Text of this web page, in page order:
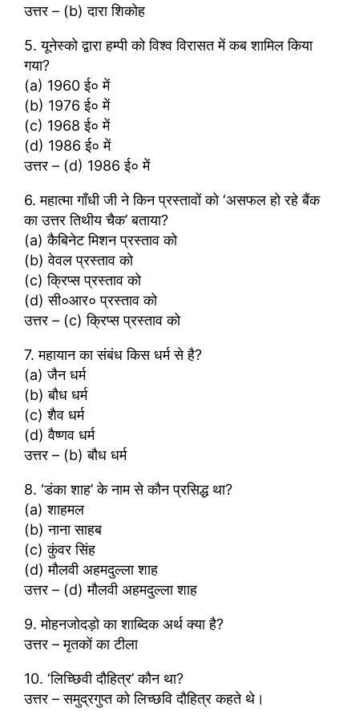
उत्तर – (b) दारा शिकोह
5. यूनेस्को द्वारा हम्पी को विश्व विरासत में कब शामिल किया
गया?
(a) 1960 ई० में
(b) 1976 ई० में
(c) 1968 ई० में
(d) 1986 ई० में
उत्तर – (d) 1986 ई० में
6. महात्मा गाँधी जी ने किन प्रस्तावों को ‘असफल हो रहे बैंक
का उत्तर तिथीय चैक’ बताया?
(a) कैबिनेट मिशन प्रस्ताव को
(b) वेवल प्रस्ताव को
(c) क्रिप्स प्रस्ताव को
(d) सी०आर० प्रस्ताव को
उत्तर – (c) क्रिप्स प्रस्ताव को
7. महायान का संबंध किस धर्म से है?
(a) जैन धर्म
(b) बौध धर्म
(c) शैव धर्म
(d) वैष्णव धर्म
उत्तर – (b) बौध धर्म
8. ‘डंका शाह’ के नाम से कौन प्रसिद्ध था?
(a) शाहमल
(b) नाना साहब
(c) कुंवर सिंह
(d) मौलवी अहमदुल्ला शाह
उत्तर – (d) मौलवी अहमदुल्ला शाह
9. मोहनजोदड़ो का शाब्दिक अर्थ क्या है?
उत्तर – मृतकों का टीला
10. ‘लिच्छिवी दौहित्र’ कौन था?
उत्तर – समुद्रगुप्त को लिच्छवि दौहित्र कहते थे।